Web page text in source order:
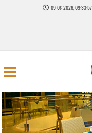
09-08-2026, 09:33:57